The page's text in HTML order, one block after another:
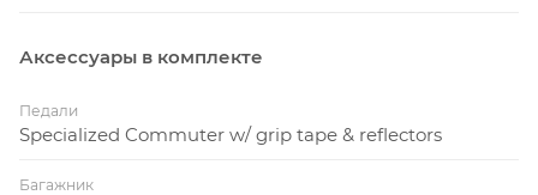
Аксессуары в комплекте
Педали
Specialized Commuter w/ grip tape & reflectors
Багажник